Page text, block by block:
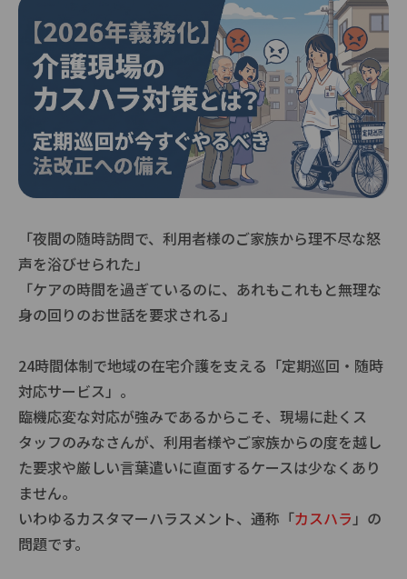
「夜間の随時訪問で、利用者様のご家族から理不尽な怒
声を浴びせられた」
「ケアの時間を過ぎているのに、あれもこれもと無理な
身の回りのお世話を要求される」
24時間体制で地域の在宅介護を支える「定期巡回・随時
対応サービス」。
臨機応変な対応が強みであるからこそ、現場に赴くス
タッフのみなさんが、利用者様やご家族からの度を越し
た要求や厳しい言葉遣いに直面するケースは少なくあり
ません。
いわゆるカスタマーハラスメント、通称「カスハラ」の
問題です。